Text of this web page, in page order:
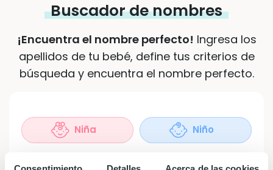
Buscador de nombres
¡Encuentra el nombre perfecto! Ingresa los
apellidos de tu bebé, define tus criterios de
búsqueda y encuentra el nombre perfecto.
Sexo (Obligatorio)
Niña Niño